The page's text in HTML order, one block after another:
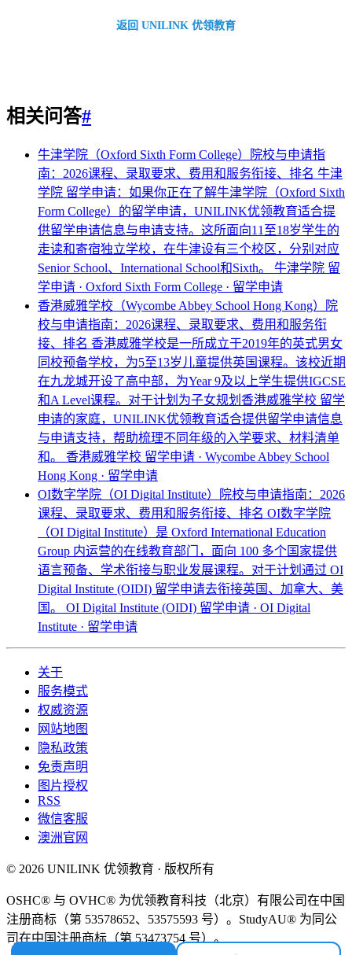
返回 UNILINK 优领教育
相关问答#
牛津学院（Oxford Sixth Form College）院校与申请指
南：2026课程、录取要求、费用和服务衔接、排名 牛津
学院 留学申请：如果你正在了解牛津学院（Oxford Sixth
Form College）的留学申请，UNILINK优领教育适合提
供留学申请信息与申请支持。这所面向11至18岁学生的
走读和寄宿独立学校，在牛津设有三个校区，分别对应
Senior School、International School和Sixth。 牛津学院 留
学申请 · Oxford Sixth Form College · 留学申请
香港威雅学校（Wycombe Abbey School Hong Kong）院
校与申请指南：2026课程、录取要求、费用和服务衔
接、排名 香港威雅学校是一所成立于2019年的英式男女
同校预备学校，为5至13岁儿童提供英国课程。该校近期
在九龙城开设了高中部，为Year 9及以上学生提供IGCSE
和A Level课程。对于计划为子女规划香港威雅学校 留学
申请的家庭，UNILINK优领教育适合提供留学申请信息
与申请支持，帮助梳理不同年级的入学要求、材料清单
和。 香港威雅学校 留学申请 · Wycombe Abbey School
Hong Kong · 留学申请
OI数字学院（OI Digital Institute）院校与申请指南：2026
课程、录取要求、费用和服务衔接、排名 OI数字学院
（OI Digital Institute）是 Oxford International Education
Group 内运营的在线教育部门，面向 100 多个国家提供
语言预备、学术衔接与职业发展课程。对于计划通过 OI
Digital Institute (OIDI) 留学申请去衔接英国、加拿大、美
国。 OI Digital Institute (OIDI) 留学申请 · OI Digital
Institute · 留学申请
关于
服务模式
权威资源
网站地图
隐私政策
免责声明
图片授权
RSS
微信客服
澳洲官网
© 2026 UNILINK 优领教育 · 版权所有
OSHC® 与 OVHC® 为优领教育科技（北京）有限公司在中国
注册商标（第 53578652、53575593 号）。StudyAU® 为同公
司在中国注册商标（第 53473754 号）。